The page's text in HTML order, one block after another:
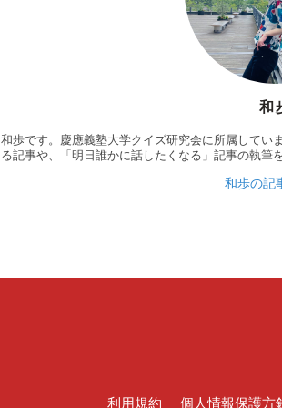
和
和歩です。慶應義塾大学クイズ研究会に所属してい
る記事や、「明日誰かに話したくなる」記事の執筆
和歩の記
利用規約 個人情報保護方